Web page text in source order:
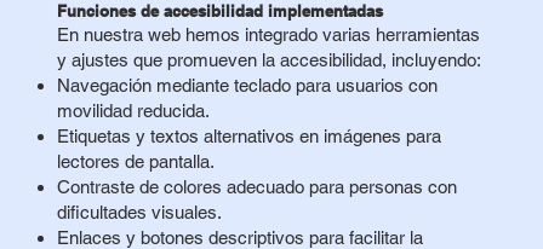
Funciones de accesibilidad implementadas
En nuestra web hemos integrado varias herramientas
y ajustes que promueven la accesibilidad, incluyendo:
Navegación mediante teclado para usuarios con
movilidad reducida.
Etiquetas y textos alternativos en imágenes para
lectores de pantalla.
Contraste de colores adecuado para personas con
dificultades visuales.
Enlaces y botones descriptivos para facilitar la